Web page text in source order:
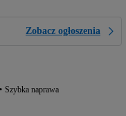
Zobacz ogłoszenia
Szybka naprawa